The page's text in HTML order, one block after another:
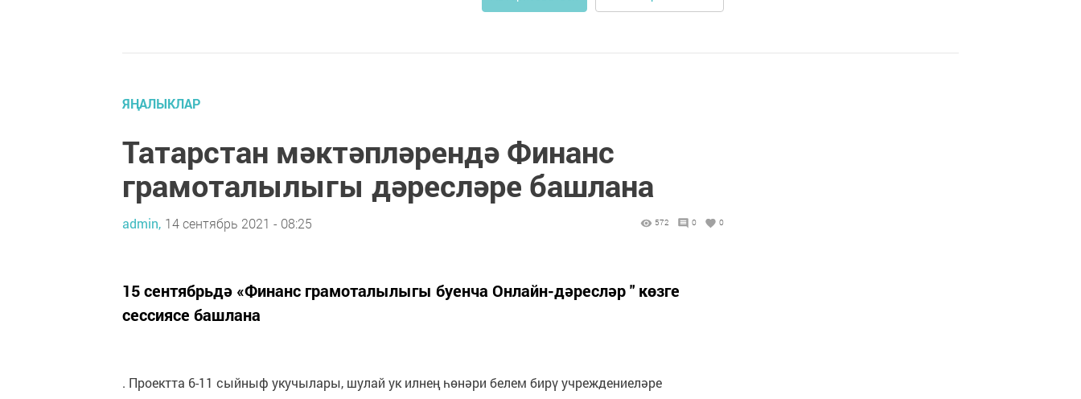
ЯҢАЛЫКЛАР
Татарстан мәктәпләрендә Финанс
грамоталылыгы дәресләре башлана
admin, 14 сентябрь 2021 - 08:25 572 0 0
15 сентябрьдә «Финанс грамоталылыгы буенча Онлайн-дәресләр " көзге
сессиясе башлана
. Проектта 6-11 сыйныф укучылары, шулай ук илнең һөнәри белем бирү учреждениеләре